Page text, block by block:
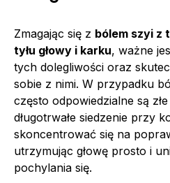
Zmagając się z bólem szyi z
tyłu głowy i karku, ważne
tych dolegliwości oraz
sobie z nimi. W przypadku
często odpowiedzialne są
długotrwałe siedzenie przy
skoncentrować się na
utrzymując głowę prosto i
pochylania się.